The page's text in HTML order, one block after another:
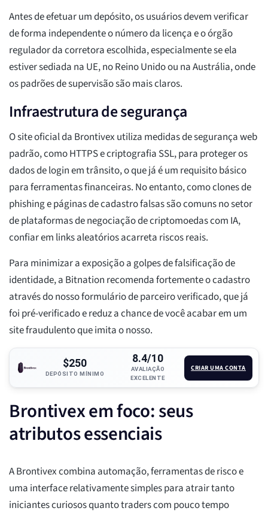
Antes de efetuar um depósito, os usuários devem verificar
de forma independente o número da licença e o órgão
regulador da corretora escolhida, especialmente se ela
estiver sediada na UE, no Reino Unido ou na Austrália, onde
os padrões de supervisão são mais claros.
Infraestrutura de segurança
O site oficial da Brontivex utiliza medidas de segurança web
padrão, como HTTPS e criptografia SSL, para proteger os
dados de login em trânsito, o que já é um requisito básico
para ferramentas financeiras. No entanto, como clones de
phishing e páginas de cadastro falsas são comuns no setor
de plataformas de negociação de criptomoedas com IA,
confiar em links aleatórios acarreta riscos reais.
Para minimizar a exposição a golpes de falsificação de
identidade, a Bitnation recomenda fortemente o cadastro
através do nosso formulário de parceiro verificado, que já
foi pré-verificado e reduz a chance de você acabar em um
site fraudulento que imita o nosso.
$250
DEPÓSITO MÍNIMO
8.4/10
AVALIAÇÃO
EXCELENTE
CRIAR UMA CONTA
Brontivex em foco: seus
atributos essenciais
A Brontivex combina automação, ferramentas de risco e
uma interface relativamente simples para atrair tanto
iniciantes curiosos quanto traders com pouco tempo